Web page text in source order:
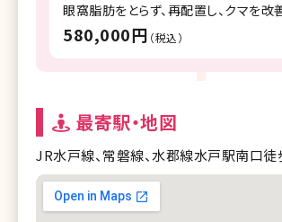
眼窩脂肪をとらず、再配置し、クマを改
580,000円 （税込）
最寄駅・地図
JR水戸線、常磐線、水郡線水戸駅南口